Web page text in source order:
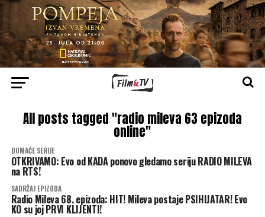
All posts tagged "radio mileva 63 epizoda
online"
DOMAĆE SERIJE
OTKRIVAMO: Evo od KADA ponovo gledamo seriju RADIO MILEVA
na RTS!
SADRŽAJ EPIZODA
Radio Mileva 68. epizoda: HIT! Mileva postaje PSIHIJATAR! Evo
KO su joj PRVI KLIJENTI!